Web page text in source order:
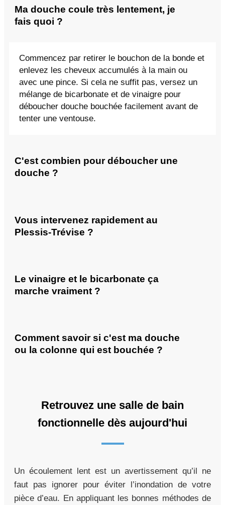
Ma douche coule très lentement, je
fais quoi ?
Commencez par retirer le bouchon de la bonde et
enlevez les cheveux accumulés à la main ou
avec une pince. Si cela ne suffit pas, versez un
mélange de bicarbonate et de vinaigre pour
déboucher douche bouchée facilement avant de
tenter une ventouse.
C'est combien pour déboucher une
douche ?
Vous intervenez rapidement au
Plessis-Trévise ?
Le vinaigre et le bicarbonate ça
marche vraiment ?
Comment savoir si c'est ma douche
ou la colonne qui est bouchée ?
Retrouvez une salle de bain
fonctionnelle dès aujourd'hui
Un écoulement lent est un avertissement qu’il ne
faut pas ignorer pour éviter l’inondation de votre
pièce d’eau. En appliquant les bonnes méthodes de